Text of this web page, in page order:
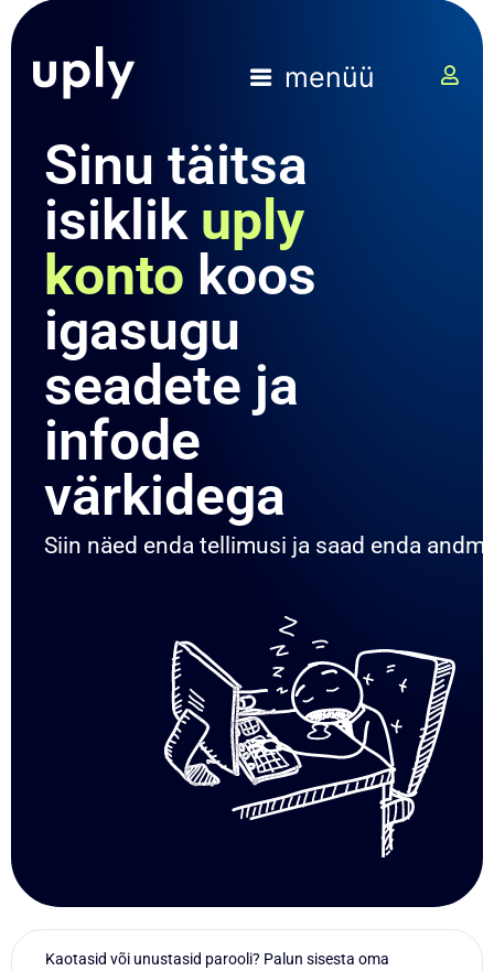
menüü
Sinu täitsa
isiklik uply
konto koos
igasugu
seadete ja
infode
värkidega
Siin näed enda tellimusi ja saad enda
Kaotasid või unustasid parooli? Palun sisesta oma